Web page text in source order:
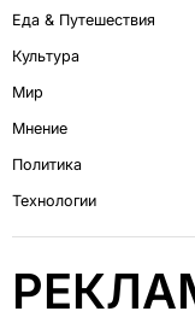
Еда & Путешествия
Культура
Мир
Мнение
Политика
Технологии